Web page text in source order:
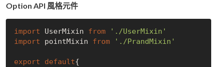
Option API 風格元件
import UserMixin from
'./UserMixin'
import pointMixin from './PrandMixin'
export default{